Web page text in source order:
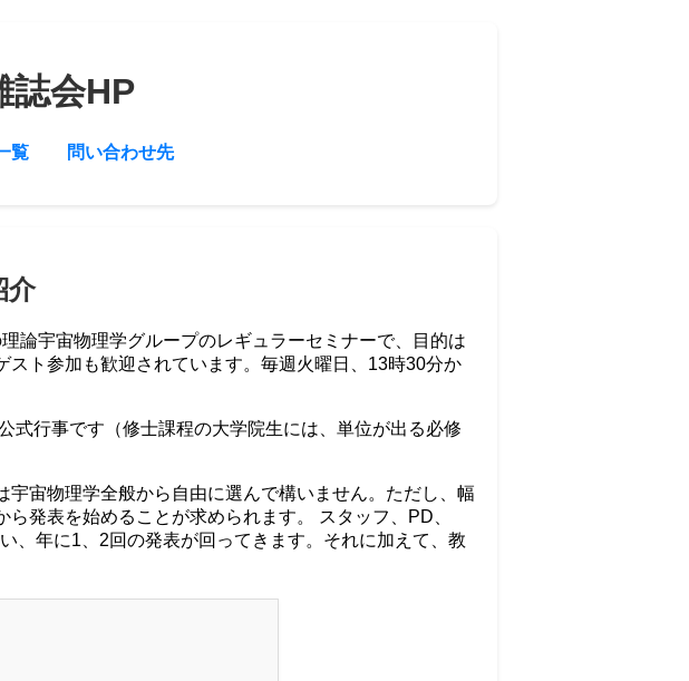
誌会HP
覧 問い合わせ先
介
論宇宙物理学グループのレギュラーセミナーで、目的は
ト参加も歓迎されています。毎週火曜日、13時30分か
式行事です（修士課程の大学院生には、単位が出る必修
宙物理学全般から自由に選んで構いません。ただし、幅
発表を始めることが求められます。 スタッフ、PD、
、年に1、2回の発表が回ってきます。それに加えて、教